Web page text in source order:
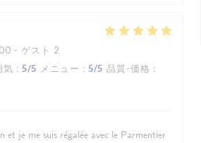
- ゲスト 2
気 : 5/5 メニュー : 5/5 品質-価格 :
et je me suis régalée avec le Parmentier